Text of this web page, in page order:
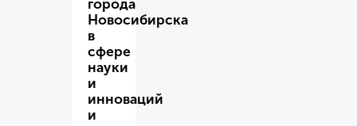
города
Новосибирска
в
сфере
науки
и
инноваций
и